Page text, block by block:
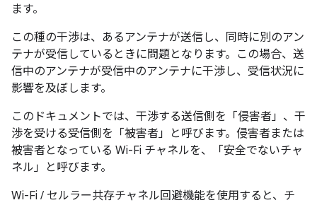
ます。
この種の干渉は、あるアンテナが送信し、同時に別のアン
テナが受信しているときに問題となります。この場合、送
信中のアンテナが受信中のアンテナに干渉し、受信状況に
影響を及ぼします。
このドキュメントでは、干渉する送信側を「侵害者」 、干
渉を受ける受信側を「被害者」
と呼びます。侵害者または
被害者となっている Wi-Fi チャネルを、「安全でないチャ
ネル」
と呼びます。
Wi-Fi / セルラー共存チャネル回避機能を使用すると、チ